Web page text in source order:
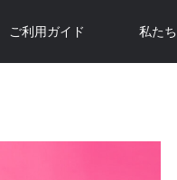
ご利用ガイド 私た